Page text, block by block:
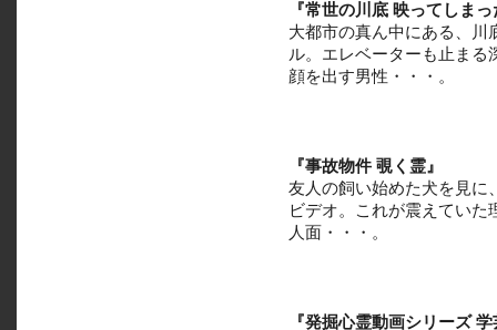
『常世の川底 映ってしま
大都市の真ん中にある、川
ル。エレベーターも止まる
顔を出す男性・・・。
『事故物件 覗く霊』
友人の飼い始めた犬を見に
ビデオ。これが震えてい
人面・・・。
『発掘心霊動画シリーズ